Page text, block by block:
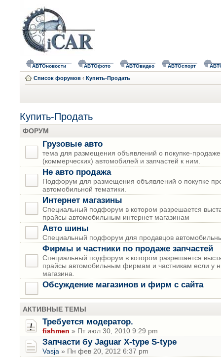
АВТОновости АВТОфото АВТОвидео АВТОспорт
Список форумов ‹ Купить-Продать
Купить-Продать
ФОРУМ
Грузовые авто
тема для размещения объявлений о покупке-продаже
(коммерческих) автомобилей и запчастей к ним.
Не авто продажа
Подфорум для размещения объявлений о покупке
автомобильной тематики.
Интернет магазины
Специальный подфорум в котором разрешается
прайсы автомобильным интернет магазинам
Авто шины
Специальный подфорум для продавцов
Фирмы и частники по продаже запчастей
Специальный подфорум в котором разрешается
прайсы автомобильным фирмам и частникам если у
магазина.
Обсуждение магазинов и фирм с сайта
АКТИВНЫЕ ТЕМЫ
Требуется модератор.
fishmen » Пт июл 30, 2010 9:29 pm
Запчасти бу Jaguar X-type S-type
Vasja » Пн фев 20, 2012 6:37 pm